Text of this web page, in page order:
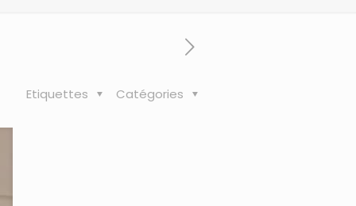
Catégories
Etiquettes